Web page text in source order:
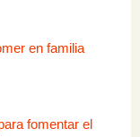
en familia
fomentar el